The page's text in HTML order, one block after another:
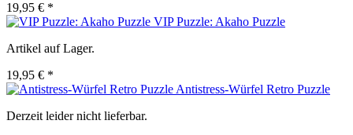
19,95 € *
VIP Puzzle: Akaho Puzzle
Artikel auf Lager.
19,95 € *
Antistress-Würfel Retro Puzzle
Derzeit leider nicht lieferbar.